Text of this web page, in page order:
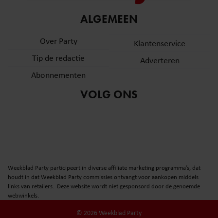
partners voor social media, adverteren en analyse. Deze
informatie die u aan ze heeft verstrekt of die ze hebben
verzameld op basis van uw gebruik van hun services. U
gebruiken.
ALGEMEEN
Over Party
Tip de redactie
Abonnementen
Klantenservice
Adverteren
VOLG ONS
Weekblad Party participeert in diverse affiliate marketing programma’s, dat
houdt in dat Weekblad Party commissies ontvangt voor aankopen middels
links van retailers. Deze website wordt niet gesponsord door de genoemde
webwinkels.
© 2026 Weekblad Party